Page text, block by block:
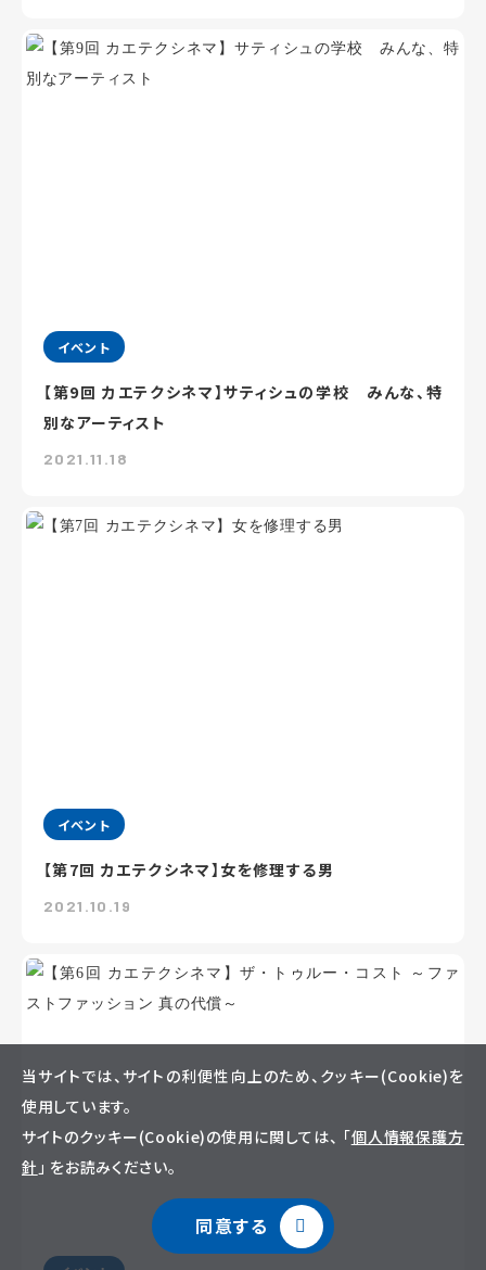
イベント
【第9回 カエテクシネマ】サティシュの学校 みんな、特
別なアーティスト
2021.11.18
イベント
【第7回 カエテクシネマ】女を修理する男
2021.10.19
当サイトでは、サイトの利便性向上のため、クッキー(Cookie)を
使用しています。
サイトのクッキー(Cookie)の使用に関しては、 「個人情報保護方
針」 をお読みください。
同意する